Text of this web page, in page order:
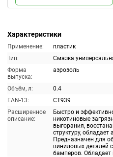
Характеристики
Применение:
пластик
Тип:
Смазка
Форма
выпуска:
аэрозоль
Объём, л:
0.4
EAN-13:
CT939
Расширенное
описание:
Быстро и
никотиновые
выгорания,
структуру,
Предназначен для
виниловых деталей
бамперов.